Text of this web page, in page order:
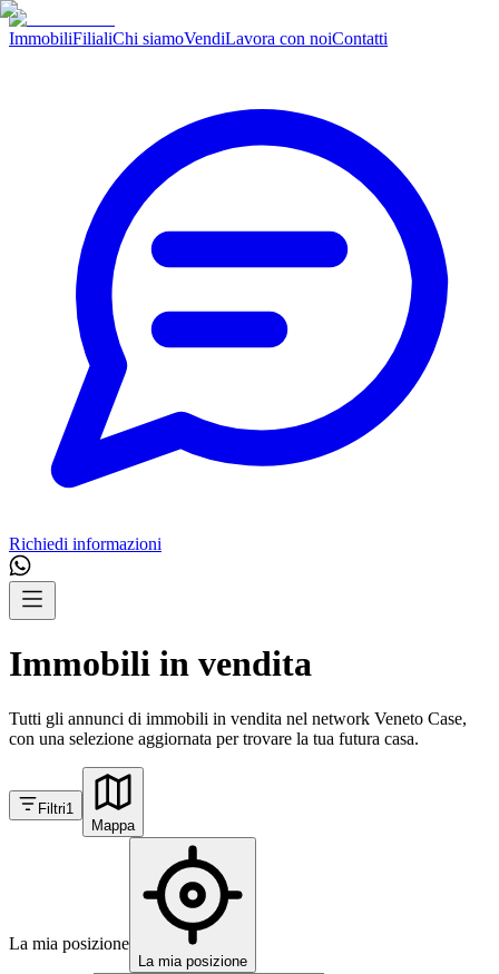
ImmobiliFilialiChi siamoVendiLavora con noiContatti
Richiedi informazioni
Immobili in vendita
Tutti gli annunci di immobili in vendita nel network Veneto Case,
con una selezione aggiornata per trovare la tua futura casa.
Filtri1
Mappa
La mia posizione
La mia posizione